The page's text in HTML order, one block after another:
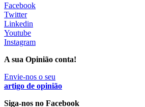
Facebook
Twitter
Linkedin
Youtube
Instagram
A sua Opinião conta!
Envie-nos o seu
artigo de opinião
Siga-nos no Facebook